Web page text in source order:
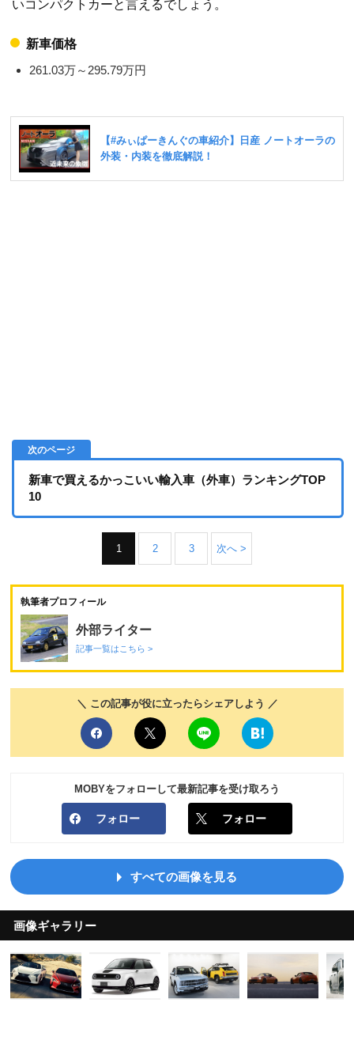
いコンパクトカーと言えるでしょう。
新車価格
261.03万～295.79万円
新車で買えるかっこいい輸入車（外車）ランキングTOP
10
1 2 3 次へ >
執筆者プロフィール
外部ライター
記事一覧はこちら >
＼ この記事が役に立ったらシェアしよう ／
MOBYをフォローして最新記事を受け取ろう
フォロー フォロー
すべての画像を見る
画像ギャラリー